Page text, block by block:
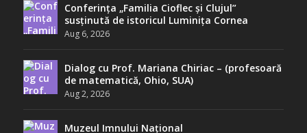
Conferința „Familia Cioflec și Clujul”
susținută de istoricul Luminița Cornea
Aug 6, 2026
Dialog cu Prof. Mariana Chiriac – (profesoară
de matematică, Ohio, SUA)
Aug 2, 2026
Muzeul Imnului Național